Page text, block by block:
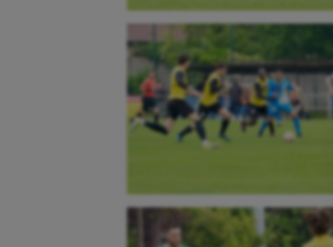
Athlétisme
Auto
Aviron
Balle à la main
Ballon au poing
Billard
Boules lyonnaises